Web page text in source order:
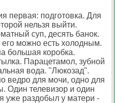
первая: подготовка. Для
нельзя выйти.
суп, десять банок.
его можно есть холодным.
большая коробка.
Парацетамол, зубной
вода. "Люкозад".
ведро для мочи, одно для
Один телевизор и один
уже раздобыл у матери -